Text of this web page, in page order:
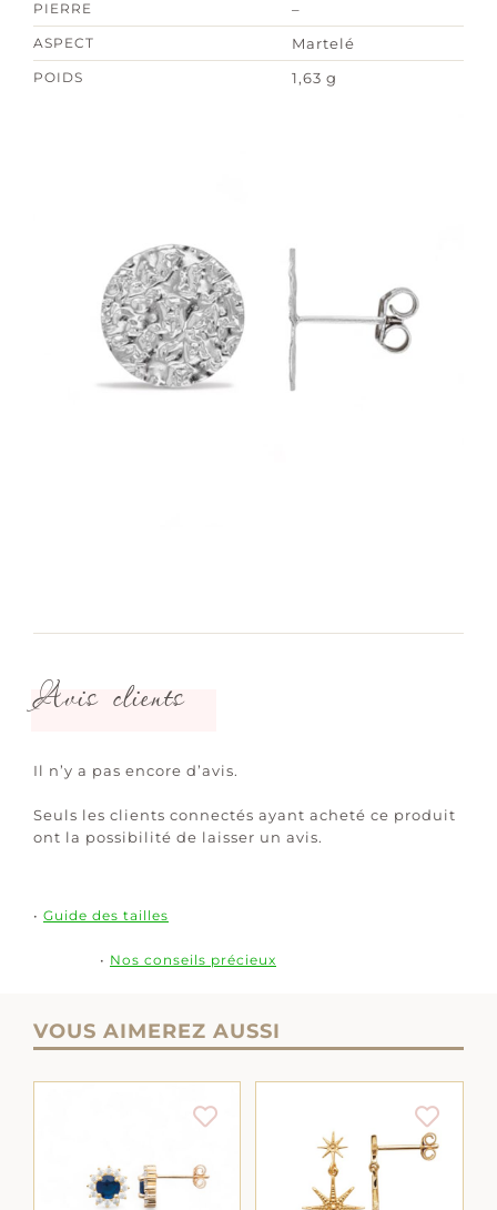
PIERRE –
ASPECT Martelé
POIDS 1,63 g
Avis clients
Il n’y a pas encore d’avis.
Seuls les clients connectés ayant acheté ce produit
ont la possibilité de laisser un avis.
• Guide des tailles
• Nos conseils précieux
VOUS AIMEREZ AUSSI
AJOUTER AU
PANIER
/
AJOUTER AU
PANIER
/